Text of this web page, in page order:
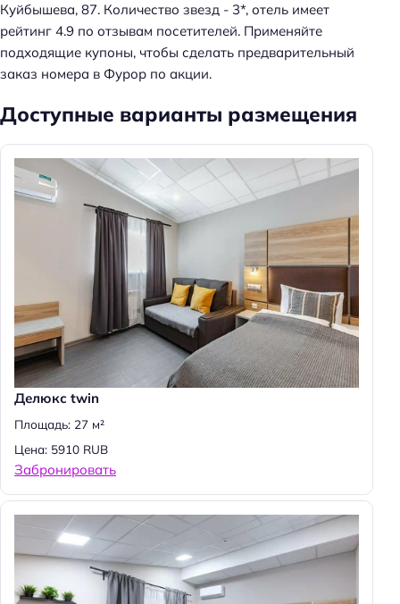
Куйбышева, 87. Количество звезд - 3*, отель имеет
рейтинг 4.9 по отзывам посетителей. Применяйте
подходящие купоны, чтобы сделать предварительный
заказ номера в Фурор по акции.
Доступные варианты размещения
Делюкс twin
Площадь: 27 м²
Цена: 5910 RUB
Забронировать